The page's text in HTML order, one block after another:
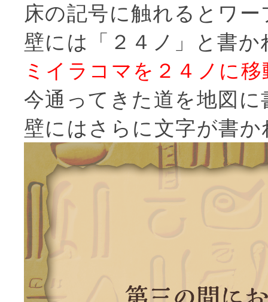
床の記号に触れるとワ
壁には「２４ノ」と書
ミイラコマを２４ノに
今通ってきた道を地図
壁にはさらに文字が書